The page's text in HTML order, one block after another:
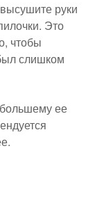
руки
Это
чтобы
слишком
ее